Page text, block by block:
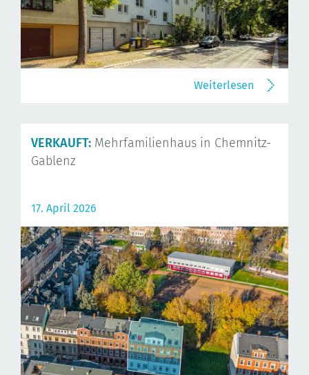
Weiterlesen
VERKAUFT: Mehrfamilienhaus in Chemnitz-
Gablenz
17. April 2026